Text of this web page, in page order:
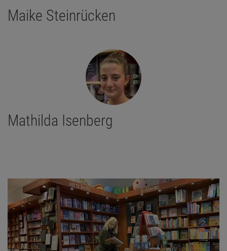
Maike Steinrücken
Mathilda Isenberg